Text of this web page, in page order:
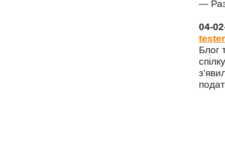
—
04-
tester
Блог